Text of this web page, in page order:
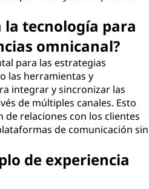
la tecnología para
omnicanal?
para las estrategias
las herramientas y
integrar y sincronizar las
de múltiples canales. Esto
de relaciones con los clientes
de comunicación sin
de experiencia